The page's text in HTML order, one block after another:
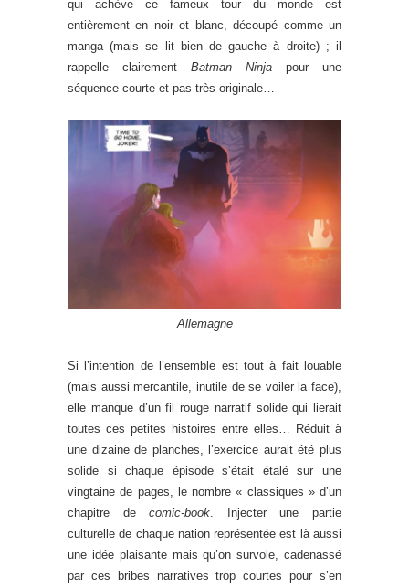
qui achève ce fameux tour du monde est
entièrement en noir et blanc, découpé comme un
manga (mais se lit bien de gauche à droite) ; il
rappelle clairement Batman Ninja pour une
séquence courte et pas très originale…
Allemagne
Si l’intention de l’ensemble est tout à fait louable
(mais aussi mercantile, inutile de se voiler la face),
elle manque d’un fil rouge narratif solide qui lierait
toutes ces petites histoires entre elles… Réduit à
une dizaine de planches, l’exercice aurait été plus
solide si chaque épisode s’était étalé sur une
vingtaine de pages, le nombre « classiques » d’un
chapitre decomic-book . Injecter une partie
culturelle de chaque nation représentée est là aussi
une idée plaisante mais qu’on survole, cadenassé
par ces bribes narratives trop courtes pour s’en